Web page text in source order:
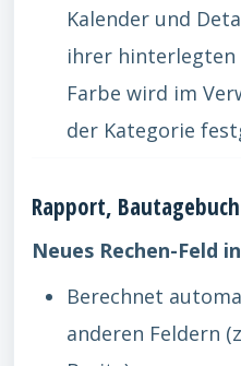
Kalender und
ihrer hinterlegten
Farbe wird im
der Kategorie
Rapport,
Neues Rechen-Feld
Berechnet
anderen Feldern